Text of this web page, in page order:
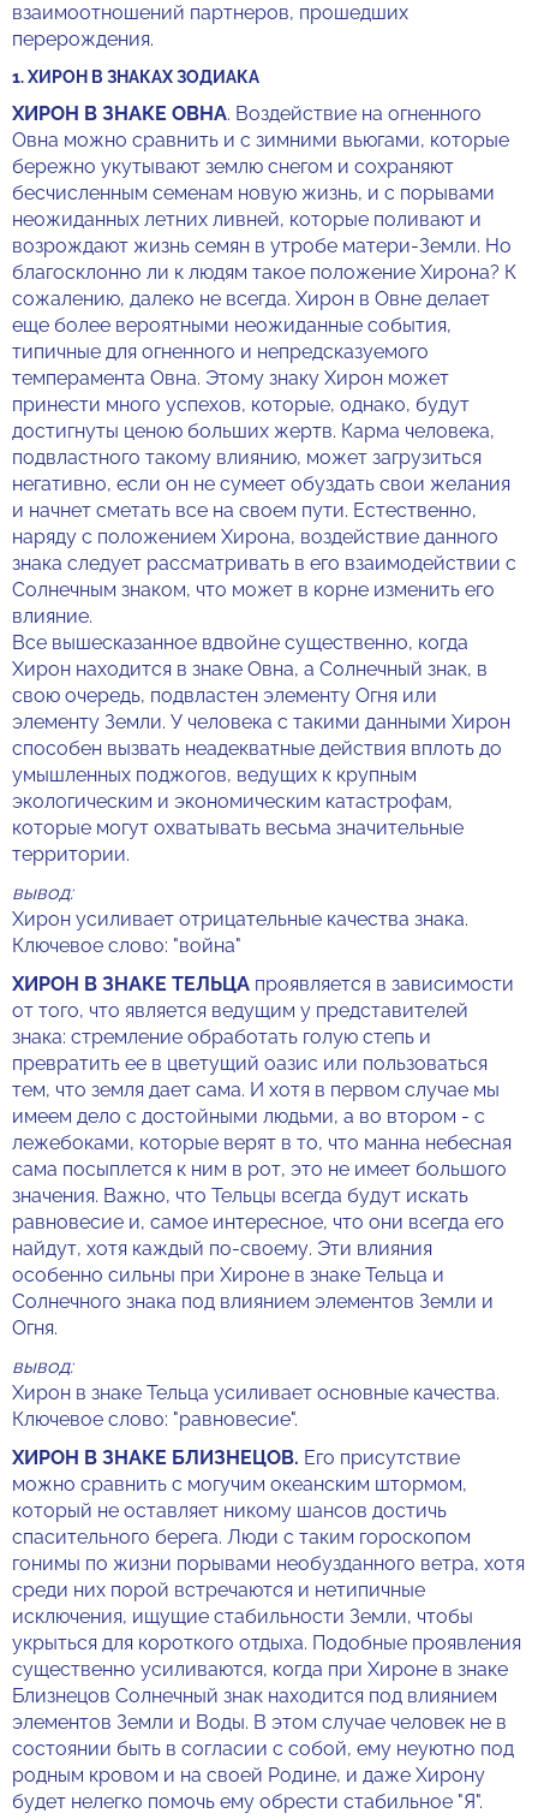
взаимоотношений партнеров, прошедших
перерождения.
1. ХИРОН В ЗНАКАХ ЗОДИАКА
ХИРОН В ЗНАКЕ ОВНА. Воздействие на огненного
Овна можно сравнить и с зимними вьюгами, которые
бережно укутывают землю снегом и сохраняют
бесчисленным семенам новую жизнь, и с порывами
неожиданных летних ливней, которые поливают и
возрождают жизнь семян в утробе матери-Земли. Но
благосклонно ли к людям такое положение Хирона? К
сожалению, далеко не всегда. Хирон в Овне делает
еще более вероятными неожиданные события,
типичные для огненного и непредсказуемого
темперамента Овна. Этому знаку Хирон может
принести много успехов, которые, однако, будут
достигнуты ценою больших жертв. Карма человека,
подвластного такому влиянию, может загрузиться
негативно, если он не сумеет обуздать свои желания
и начнет сметать все на своем пути. Естественно,
наряду с положением Хирона, воздействие данного
знака следует рассматривать в его взаимодействии с
Солнечным знаком, что может в корне изменить его
влияние.
Все вышесказанное вдвойне существенно, когда
Хирон находится в знаке Овна, а Солнечный знак, в
свою очередь, подвластен элементу Огня или
элементу Земли. У человека с такими данными Хирон
способен вызвать неадекватные действия вплоть до
умышленных поджогов, ведущих к крупным
экологическим и экономическим катастрофам,
которые могут охватывать весьма значительные
территории.
вывод:
Хирон усиливает отрицательные качества знака.
Ключевое слово: "война"
ХИРОН В ЗНАКЕ ТЕЛЬЦА проявляется в зависимости
от того, что является ведущим у представителей
знака: стремление обработать голую степь и
превратить ее в цветущий оазис или пользоваться
тем, что земля дает сама. И хотя в первом случае мы
имеем дело с достойными людьми, а во втором - с
лежебоками, которые верят в то, что манна небесная
сама посыплется к ним в рот, это не имеет большого
значения. Важно, что Тельцы всегда будут искать
равновесие и, самое интересное, что они всегда его
найдут, хотя каждый по-своему. Эти влияния
особенно сильны при Хироне в знаке Тельца и
Солнечного знака под влиянием элементов Земли и
Огня.
вывод:
Хирон в знаке Тельца усиливает основные качества.
Ключевое слово: "равновесие".
ХИРОН В ЗНАКЕ БЛИЗНЕЦОВ. Его присутствие
можно сравнить с могучим океанским штормом,
который не оставляет никому шансов достичь
спасительного берега. Люди с таким гороскопом
гонимы по жизни порывами необузданного ветра, хотя
среди них порой встречаются и нетипичные
исключения, ищущие стабильности Земли, чтобы
укрыться для короткого отдыха. Подобные проявления
существенно усиливаются, когда при Хироне в знаке
Близнецов Солнечный знак находится под влиянием
элементов Земли и Воды. В этом случае человек не в
состоянии быть в согласии с собой, ему неуютно под
родным кровом и на своей Родине, и даже Хирону
будет нелегко помочь ему обрести стабильное "Я".